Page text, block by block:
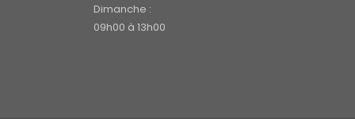
Dimanche :
09h00 à 13h00